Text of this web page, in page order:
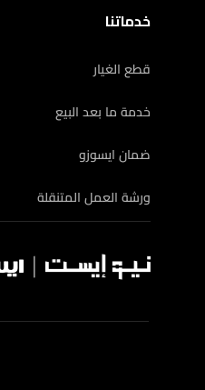
خدماتنا
قطع الغيار
خدمة ما بعد البيع
ضمان ايسوزو
ورشة العمل المتنقلة